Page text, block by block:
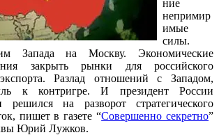
ние
непримир
имые
силы.
Запада на Москву. Экономические
закрыть рынки для российского
экспорта. Разлад отношений с Западом,
к контригре. И президент России
на разворот стратегического
пишет в газете “Совершенно секретно”
Юрий Лужков.